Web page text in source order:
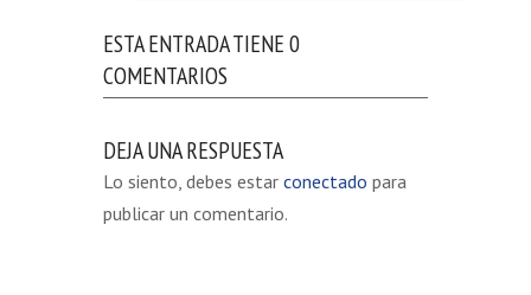
ESTA ENTRADA TIENE 0
COMENTARIOS
DEJA UNA RESPUESTA
Lo siento, debes estar conectado para
publicar un comentario.